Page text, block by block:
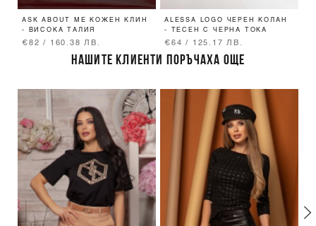
ASK ABOUT ME КОЖЕН КЛИН
- ВИСОКА ТАЛИЯ
€82 / 160.38 ЛВ.
ALESSA LOGO ЧЕРЕН КОЛАН
- ТЕСЕН С ЧЕРНА ТОКА
€64 / 125.17 ЛВ.
НАШИТЕ КЛИЕНТИ ПОРЪЧАХА ОЩЕ